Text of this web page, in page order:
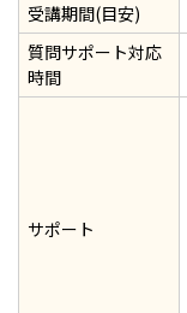
受講期間(目安)
質問サポート対応
時間
サポート